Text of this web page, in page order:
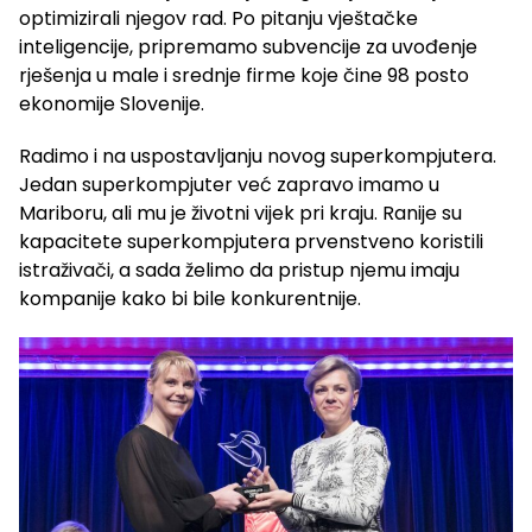
optimizirali njegov rad. Po pitanju vještačke
inteligencije, pripremamo subvencije za uvođenje
rješenja u male i srednje firme koje čine 98 posto
ekonomije Slovenije.
Radimo i na uspostavljanju novog superkompjutera.
Jedan superkompjuter već zapravo imamo u
Mariboru, ali mu je životni vijek pri kraju. Ranije su
kapacitete superkompjutera prvenstveno koristili
istraživači, a sada želimo da pristup njemu imaju
kompanije kako bi bile konkurentnije.